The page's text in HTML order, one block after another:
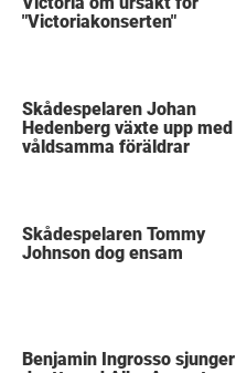
"Victoriakonserten"
Skådespelaren Johan
Hedenberg växte upp med
våldsamma föräldrar
Skådespelaren Tommy
Johnson dog ensam
Benjamin Ingrosso sjunger